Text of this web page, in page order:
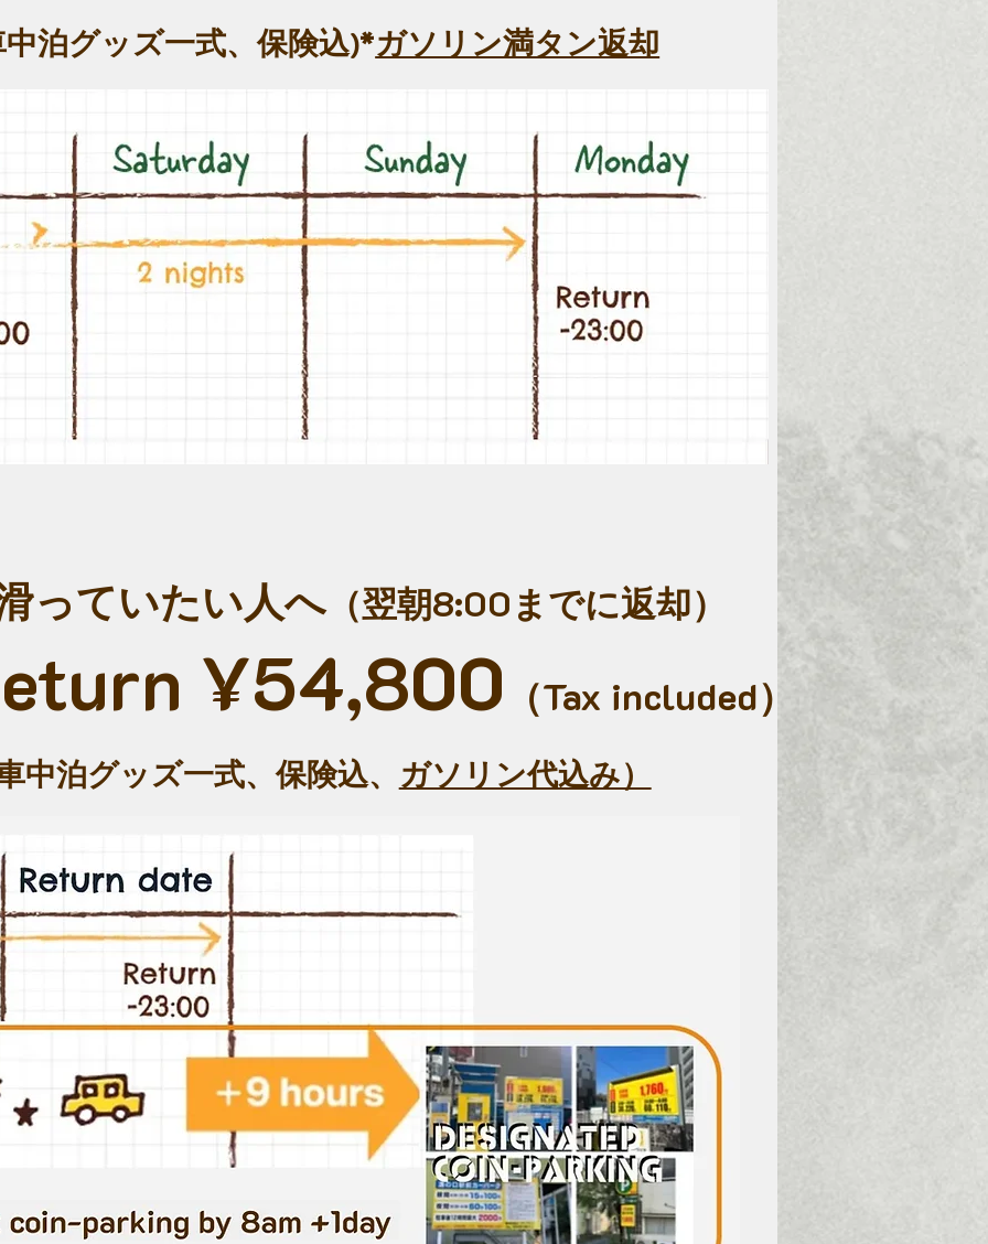
泊グッズ一式、保険込)*ガソリン満タン返却
っていたい人へ（翌朝8:00までに返却）
¥54,800 （Tax included）
中泊グッズ一式、保険込、 ガソリン代込み）